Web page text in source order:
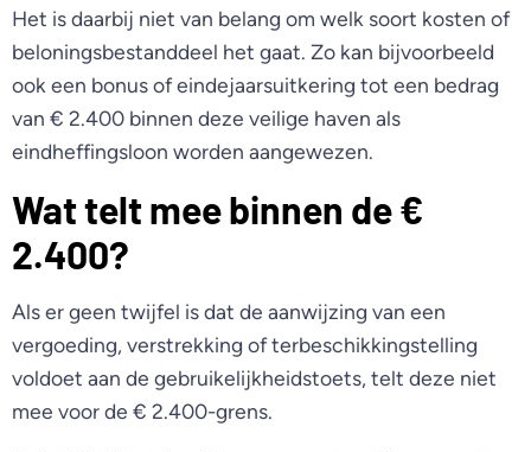
Het is daarbij niet van belang om welk soort kosten of
beloningsbestanddeel het gaat. Zo kan bijvoorbeeld
ook een bonus of eindejaarsuitkering tot een bedrag
van € 2.400 binnen deze veilige haven als
eindheffingsloon worden aangewezen.
Wat telt mee binnen de €
2.400?
Als er geen twijfel is dat de aanwijzing van een
vergoeding, verstrekking of terbeschikkingstelling
voldoet aan de gebruikelijkheidstoets, telt deze niet
mee voor de € 2.400-grens.